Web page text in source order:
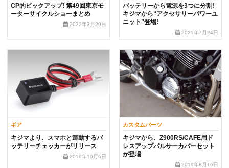
CP的ピックアップ! 第49回東京モ
ーターサイクルショーまとめ
2022年3月29日
バッテリーから電源を3つに分割!
キジマから“アクセサリーパワーユ
ニット”登場!
2021年7月24日
ギア
キジマより、スマホと連動するバ
ッテリーチェッカーがリリース
2019年10月6日
カスタムパーツ
キジマから、Z900RS/CAFE用ド
レスアップパルサーカバーセット
が登場
2019年8月16日